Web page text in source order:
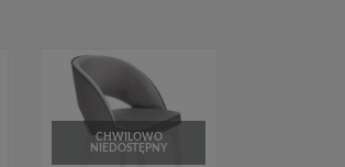
CHWILOWO
NIEDOSTĘPNY